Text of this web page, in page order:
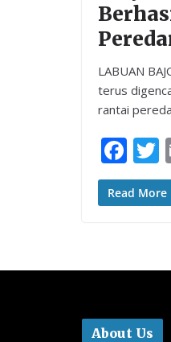
LABUAN
terus
rantai
F
ac
e
o
Read More
About Us